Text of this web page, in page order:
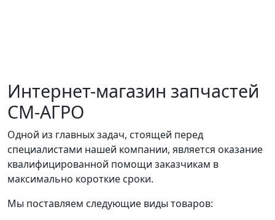
Интернет-магазин запчастей
СМ-АГРО
Одной из главных задач, стоящей перед
специалистами нашей компании, является оказание
квалифицированной помощи заказчикам в
максимально короткие сроки.
Мы поставляем следующие виды товаров: